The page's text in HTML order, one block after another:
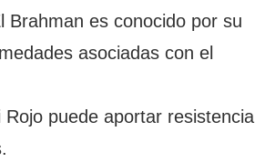
Brahman es conocido por su
asociadas con el
puede aportar resistencia